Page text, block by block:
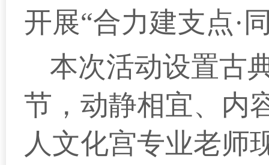
开展“合力建支点·
本次活动设置古
节，动静相宜、内
人文化宫专业老师